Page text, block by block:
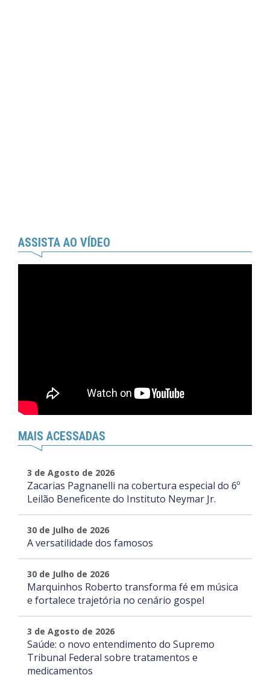
ASSISTA AO VÍDEO
MAIS ACESSADAS
3 de Agosto de 2026
Zacarias Pagnanelli na cobertura especial do 6º
Leilão Beneficente do Instituto Neymar Jr.
30 de Julho de 2026
A versatilidade dos famosos
30 de Julho de 2026
Marquinhos Roberto transforma fé em música
e fortalece trajetória no cenário gospel
3 de Agosto de 2026
Saúde: o novo entendimento do Supremo
Tribunal Federal sobre tratamentos e
medicamentos